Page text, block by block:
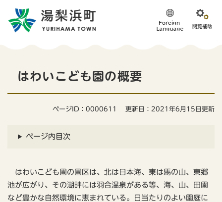
はわいこども園の概要
ページID：0000611 更新日：2021年6月15日更新
ページ内目次
はわいこども園の園区は、北は日本海、東は馬の山、東郷
池が広がり、その湖畔には羽合温泉がある等、海、山、田園
など豊かな自然環境に恵まれている。日当たりのよい園庭に